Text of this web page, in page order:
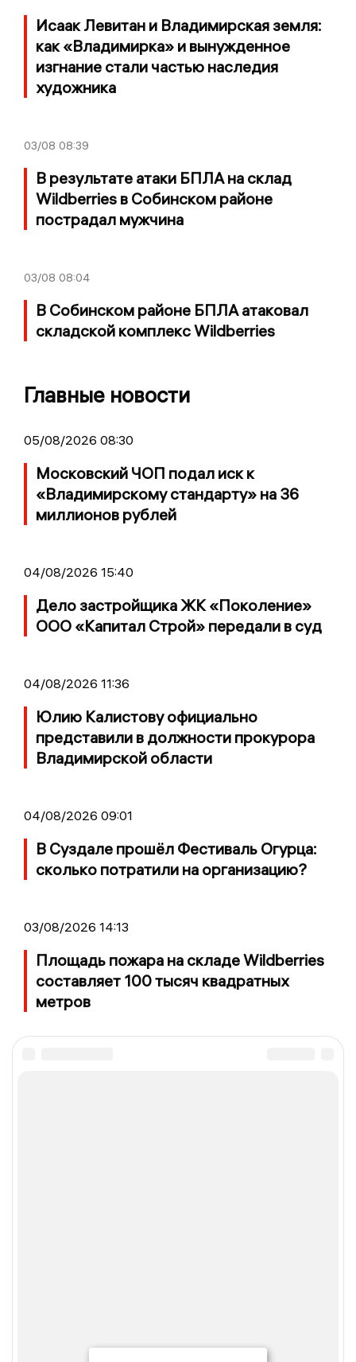
Исаак Левитан и Владимирская земля:
как «Владимирка» и вынужденное
изгнание стали частью наследия
художника
03/08 08:39
В результате атаки БПЛА на склад
Wildberries в Собинском районе
пострадал мужчина
03/08 08:04
В Собинском районе БПЛА атаковал
складской комплекс Wildberries
Главные новости
05/08/2026 08:30
Московский ЧОП подал иск к
«Владимирскому стандарту» на 36
миллионов рублей
04/08/2026 15:40
Дело застройщика ЖК «Поколение»
ООО «Капитал Строй» передали в суд
04/08/2026 11:36
Юлию Калистову официально
представили в должности прокурора
Владимирской области
04/08/2026 09:01
В Суздале прошёл Фестиваль Огурца:
сколько потратили на организацию?
03/08/2026 14:13
Площадь пожара на складе Wildberries
составляет 100 тысяч квадратных
метров